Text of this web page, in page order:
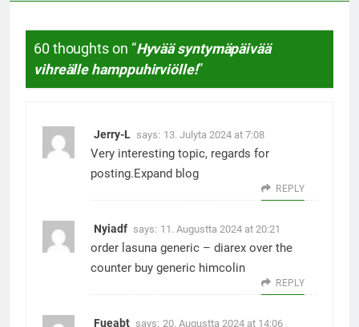
60 thoughts on “Hyvää syntymäpäivää
vihreälle hamppuhirviölle!”
Jerry-L says: 13. Julyta 2024 at 7:08
Very interesting topic, regards for
posting.Expand blog
REPLY
Nyiadf says: 11. Augustta 2024 at 20:21
order lasuna generic – diarex over the
counter buy generic himcolin
REPLY
Fueabt says: 20. Augustta 2024 at 14:06